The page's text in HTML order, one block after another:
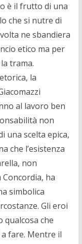
è il frutto di una
che si nutre di
ne sbandiera
etico ma per
trama.
la
al lavoro ben
non
una scelta epica,
che l’esistenza
non
ha
simbolica
Gli eroi
qualcosa che
fare. Mentre il